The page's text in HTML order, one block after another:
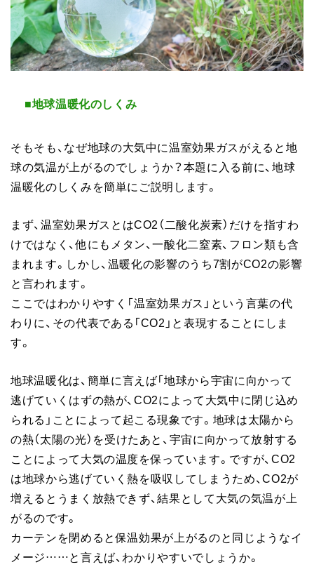
■地球温暖化のしくみ
そもそも、なぜ地球の大気中に温室効果ガスがえると地
球の気温が上がるのでしょうか？本題に入る前に、地球
温暖化のしくみを簡単にご説明します。
まず、温室効果ガスとはCO2（二酸化炭素）だけを指すわ
けではなく、他にもメタン、一酸化二窒素、フロン類も含
まれます。しかし、温暖化の影響のうち7割がCO2の影響
と言われます。
ここではわかりやすく「温室効果ガス」という言葉の代
わりに、その代表である「CO2」と表現することにしま
す。
地球温暖化は、簡単に言えば「地球から宇宙に向かって
逃げていくはずの熱が、CO2によって大気中に閉じ込め
られる」ことによって起こる現象です。地球は太陽から
の熱（太陽の光）を受けたあと、宇宙に向かって放射する
ことによって大気の温度を保っています。ですが、CO2
は地球から逃げていく熱を吸収してしまうため、CO2が
増えるとうまく放熱できず、結果として大気の気温が上
がるのです。
カーテンを閉めると保温効果が上がるのと同じようなイ
メージ……と言えば、わかりやすいでしょうか。